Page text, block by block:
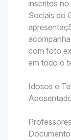
inscritos no
Sociais do
com foto
em todo o
Idosos e